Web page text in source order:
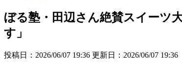
ぼる塾・田辺さん絶賛スイーツ
す」
投稿日：2026/06/07 19:36 更新日： 2026/06/07 19:36